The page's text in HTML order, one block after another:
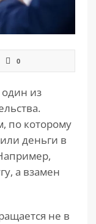
0
из
по которому
деньги в
а взамен
не в